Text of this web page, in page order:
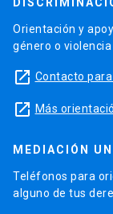
Orientación y
género o violencia
launch Contacto
launch Más
MEDIACIÓN
Teléfonos para
alguno de tus